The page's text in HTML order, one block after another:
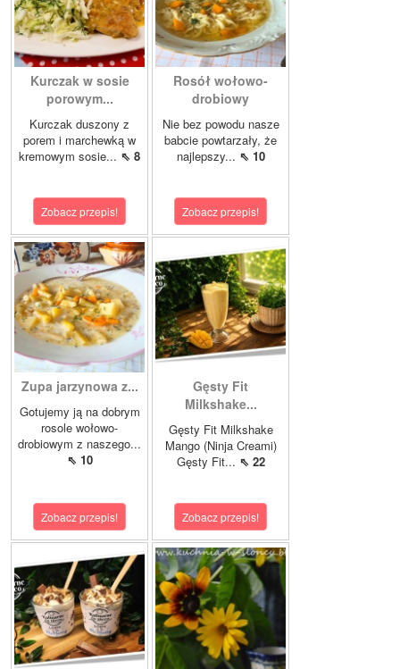
Kurczak w sosie
porowym...
Kurczak duszony z
porem i marchewką w
kremowym sosie... ⇖ 8
Zobacz przepis!
Rosół wołowo-
drobiowy
Nie bez powodu nasze
babcie powtarzały, że
najlepszy... ⇖ 10
Zobacz przepis!
Zupa jarzynowa z...
Gotujemy ją na dobrym
rosole wołowo-
drobiowym z naszego...
⇖ 10
Zobacz przepis!
Gęsty Fit
Milkshake...
Gęsty Fit Milkshake
Mango (Ninja Creami)
Gęsty Fit... ⇖ 22
Zobacz przepis!